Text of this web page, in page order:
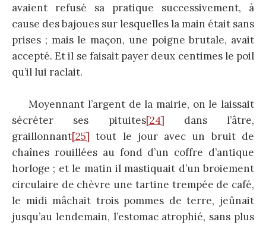
avaient refusé sa pratique successivement, à
cause des bajoues sur lesquelles la main était sans
prises ; mais le maçon, une poigne brutale, avait
accepté. Et il se faisait payer deux centimes le poil
qu’il lui raclait.
Moyennant l’argent de la mairie, on le laissait
sécréter ses pituites[24] dans l’âtre,
graillonnant[25] tout le jour avec un bruit de
chaînes rouillées au fond d’un coffre d’antique
horloge ; et le matin il mastiquait d’un broiement
circulaire de chèvre une tartine trempée de café,
le midi mâchait trois pommes de terre, jeûnait
jusqu’au lendemain, l’estomac atrophié, sans plus